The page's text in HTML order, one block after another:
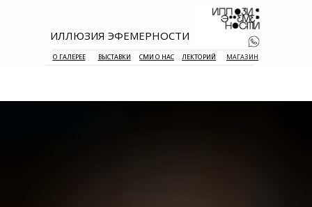
МАГАЗИН
ЛЕКТОРИЙ
СМИ О НАС
ВЫСТАВКИ
О ГАЛЕРЕЕ
ИЛЛЮЗИЯ ЭФЕМЕРНОСТИ